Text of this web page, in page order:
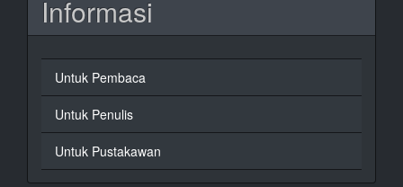
Informasi
Untuk Pembaca
Untuk Penulis
Untuk Pustakawan